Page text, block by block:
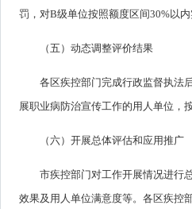
罚，对B级单位按照额度区间30%以
（五）动态调整评价结果
各区疾控部门完成行政监督执法
展职业病防治宣传工作的用人单位，
（六）开展总体评估和应用推广
市疾控部门对工作开展情况进行
效果及用人单位满意度等。各区疾控